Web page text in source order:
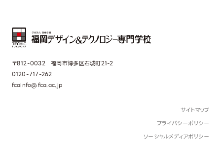
〒812-0032 福岡市博多区石城町21-2
0120-717-262
fcainfo@fca.ac.jp
サイトマップ
プライバシーポリシー
ソーシャルメディアポリシー